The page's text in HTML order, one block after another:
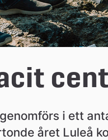
i ett
året Luleå